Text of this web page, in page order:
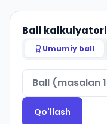
Ball kalkulyatori
Umumiy ball
Qo'llash